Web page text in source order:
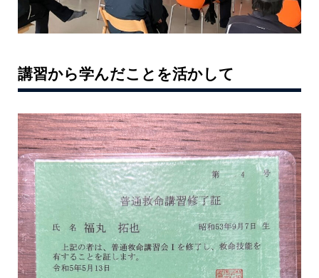
講習から学んだことを活かして